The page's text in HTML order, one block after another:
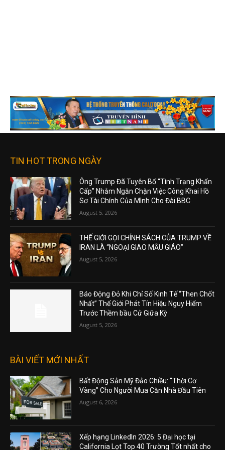
TIN HOT TRONG NGÀY
Ông Trump Đã Tuyên Bố “Tình Trạng Khẩn
Cấp” Nhằm Ngăn Chặn Việc Công Khai Hồ
Sơ Tài Chính Của Mình Cho Đài BBC
August 5, 2026
THẾ GIỚI GỌI CHÍNH SÁCH CỦA TRUMP VỀ
IRAN LÀ “NGOẠI GIAO MẪU GIÁO”
August 5, 2026
Báo Động Đỏ Khi Chỉ Số Kinh Tế “Then Chốt
Nhất” Thế Giới Phát Tín Hiệu Nguy Hiểm
Trước Thềm bầu Cử Giữa Kỳ
August 5, 2026
BÀI VIẾT MỚI NHẤT
Bất Động Sản Mỹ Đảo Chiều: “Thời Cơ
Vàng” Cho Người Mua Căn Nhà Đầu Tiên
August 6, 2026
Xếp hạng LinkedIn 2026: 5 Đại học tại
California Lọt Top 40 Trường Tốt nhất cho